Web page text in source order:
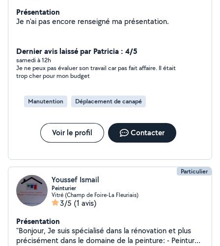
Présentation
Je n'ai pas encore renseigné ma présentation.
Dernier avis laissé par Patricia : 4/5
samedi à 12h
Je ne peux pas évaluer son travail car pas fait affaire. Il était
trop cher pour mon budget
Manutention Déplacement de canapé
Voir le profil Contacter
Particulier
Youssef Ismail
Peinturier
Vitré (Champ de Foire-La Fleuriais)
3/5 (1 avis)
Présentation
"Bonjour, Je suis spécialisé dans la rénovation et plus
précisément dans le domaine de la peinture: - Peinture